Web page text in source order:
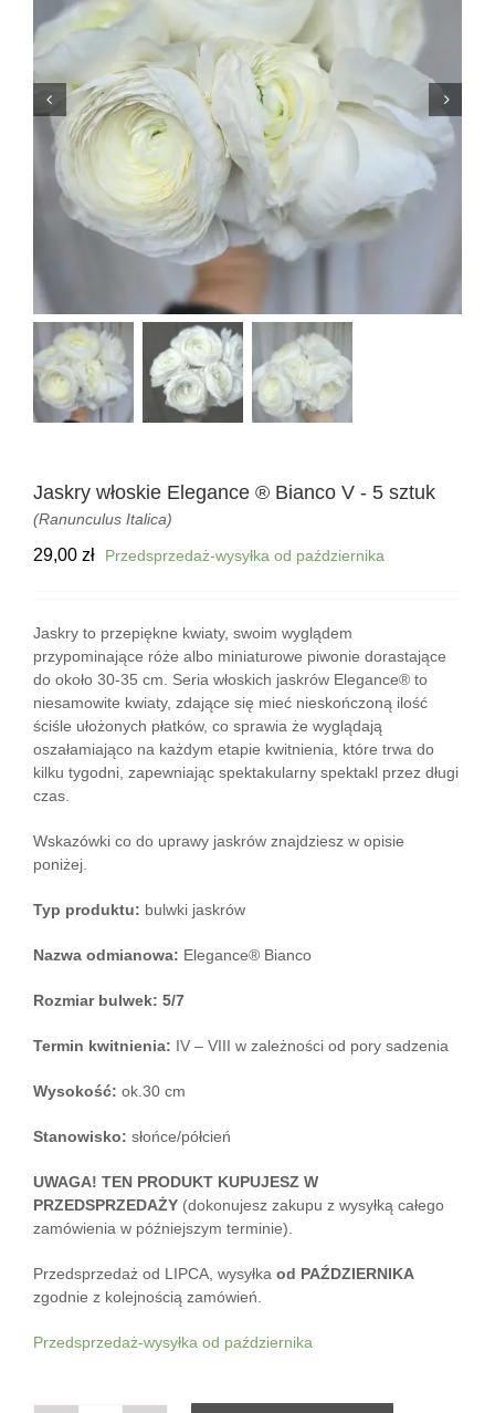
Jaskry włoskie Elegance ® Bianco V - 5 sztuk
(Ranunculus Italica)
29,00 zł Przedsprzedaż-wysyłka od października
Jaskry to przepiękne kwiaty, swoim wyglądem
przypominające róże albo miniaturowe piwonie dorastające
do około 30-35 cm. Seria włoskich jaskrów Elegance® to
niesamowite kwiaty, zdające się mieć nieskończoną ilość
ściśle ułożonych płatków, co sprawia że wyglądają
oszałamiająco na każdym etapie kwitnienia, które trwa do
kilku tygodni, zapewniając spektakularny spektakl przez długi
czas.
Wskazówki co do uprawy jaskrów znajdziesz w opisie
poniżej.
Typ produktu: bulwki jaskrów
Nazwa odmianowa: Elegance® Bianco
Rozmiar bulwek: 5/7
Termin kwitnienia: IV – VIII w zależności od pory sadzenia
Wysokość: ok.30 cm
Stanowisko: słońce/półcień
UWAGA! TEN PRODUKT KUPUJESZ W
PRZEDSPRZEDAŻY (dokonujesz zakupu z wysyłką całego
zamówienia w późniejszym terminie).
Przedsprzedaż od LIPCA, wysyłka od PAŹDZIERNIKA
zgodnie z kolejnością zamówień.
Przedsprzedaż-wysyłka od października